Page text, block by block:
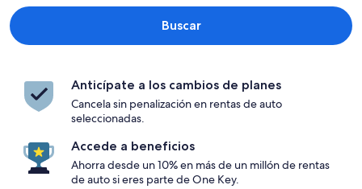
Buscar
Anticípate a los cambios de planes
Cancela sin penalización en rentas de auto
seleccionadas.
Accede a beneficios
Ahorra desde un 10% en más de un millón de rentas
de auto si eres parte de One Key.